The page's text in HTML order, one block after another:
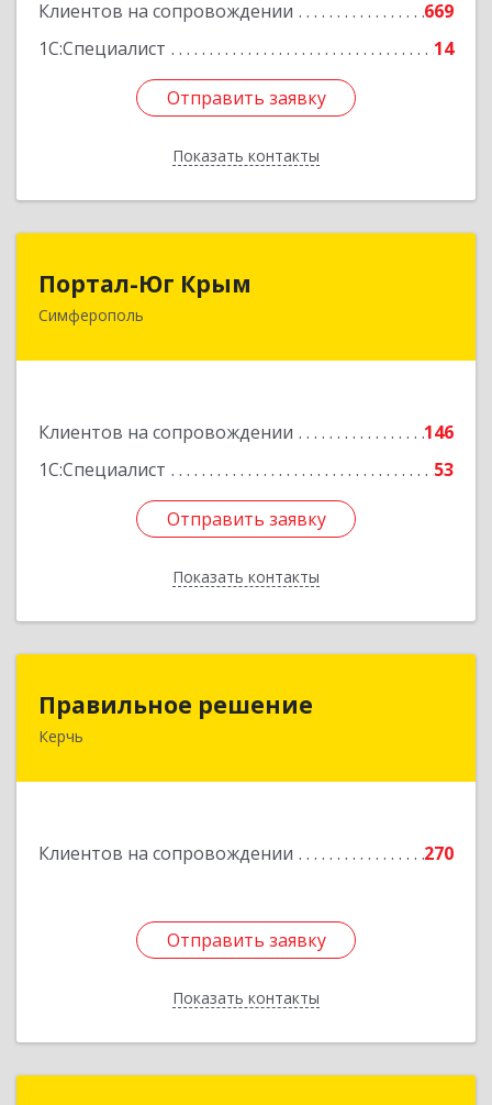
Клиентов на сопровождении
669
1С:Специалист
14
Отправить заявку
Показать контакты
Отправить заявку
Назад
Портал-Юг Крым
Симферополь
Клиентов на сопровождении
146
1С:Специалист
53
Отправить заявку
Показать контакты
295015, Крым Респ, Симферополь г, Козлова ул,
Отправить заявку
Назад
Правильное решение
Керчь
Клиентов на сопровождении 270
Отправить заявку
Показать контакты
298330, Крым Респ, Керчь г, Адмиралтейский
Отправить заявку
Назад